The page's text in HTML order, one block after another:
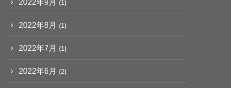
2022年9月 (1)
2022年8月 (1)
2022年7月 (1)
2022年6月 (2)